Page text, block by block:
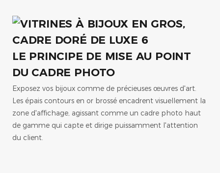
LE PRINCIPE DE MISE AU POINT
DU CADRE PHOTO
Exposez vos bijoux comme de précieuses œuvres d'art.
Les épais contours en or brossé encadrent visuellement la
zone d'affichage, agissant comme un cadre photo haut
de gamme qui capte et dirige puissamment l'attention
du client.